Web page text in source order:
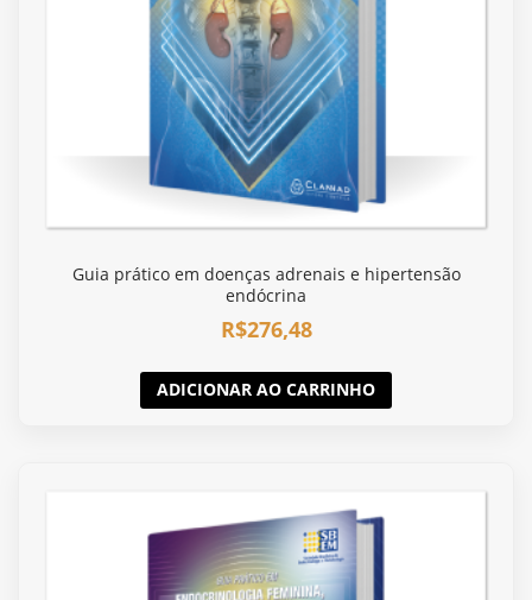
Guia prático em doenças adrenais e hipertensão
endócrina
R$276,48
ADICIONAR AO CARRINHO